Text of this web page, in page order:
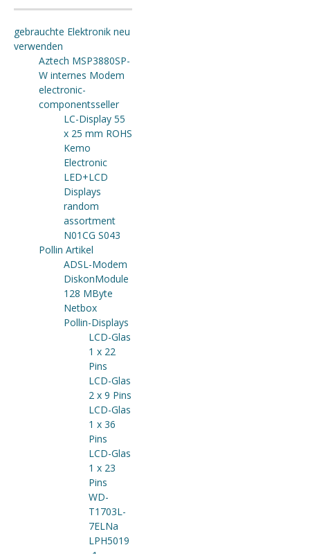
gebrauchte Elektronik neu
verwenden
Aztech MSP3880SP-
W internes Modem
electronic-
componentsseller
LC-Display 55
x 25 mm ROHS
Kemo
Electronic
LED+LCD
Displays
random
assortment
N01CG S043
Pollin Artikel
ADSL-Modem
DiskonModule
128 MByte
Netbox
Pollin-Displays
LCD-Glas
1 x 22
Pins
LCD-Glas
2 x 9 Pins
LCD-Glas
1 x 36
Pins
LCD-Glas
1 x 23
Pins
WD-
T1703L-
7ELNa
LPH5019